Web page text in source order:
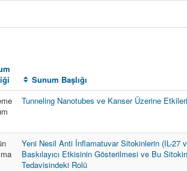
Sunum Başlığı
Tunneling Nanotubes ve Kanser Üzerine Etkileri
Yeni Nesil Anti İnflamatuvar Sitokinlerin (IL-27
Baskılayıcı Etkisinin Gösterilmesi ve Bu
Tedavisindeki Rolü